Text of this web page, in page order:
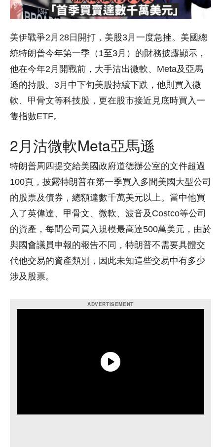
美伊戰爭2月28日開打，美股3月一度急挫。美國總
統特朗普今年第一季（1至3月）的財務披露顯示，
他在今年2月開戰前，大手沽出微軟、Meta及亞馬
遜的持股。3月中下旬美股持續下跌，他則買入微
軟、甲骨文等科技股，更在股市接近見底時買入一
隻指數ETF。
2月沽微軟Meta亞馬遜
特朗普周四提交給美國政府道德辦公室的文件超過
100頁，披露特朗普在第一季買入多間美國大型公司
的股票及債券，總額達數千萬美元以上。當中他買
入了英偉達、甲骨文、微軟、波音及Costco等公司
的資產，每間公司買入規模最高達500萬美元，由於
與國會議員申報的報告不同，特朗普不需要具體交
代他交易的資產類別，因此未知這些交易中有多少
涉及股票。